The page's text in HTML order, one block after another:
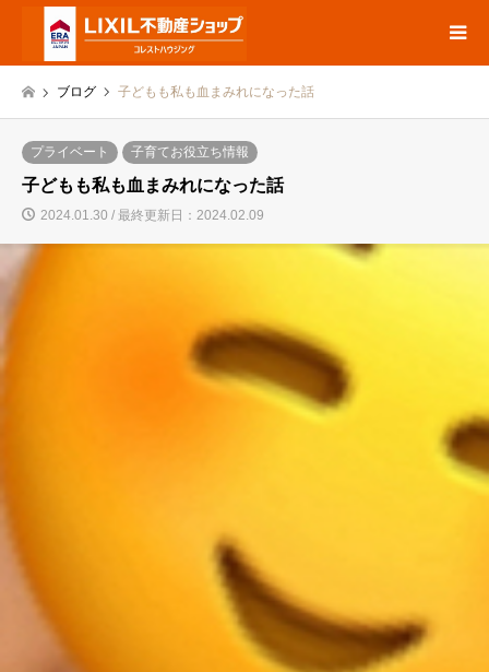
ブログ 子どもも私も血まみれになった話
プライベート 子育てお役立ち情報
子どもも私も血まみれになった話
2024.01.30 / 最終更新日：2024.02.09